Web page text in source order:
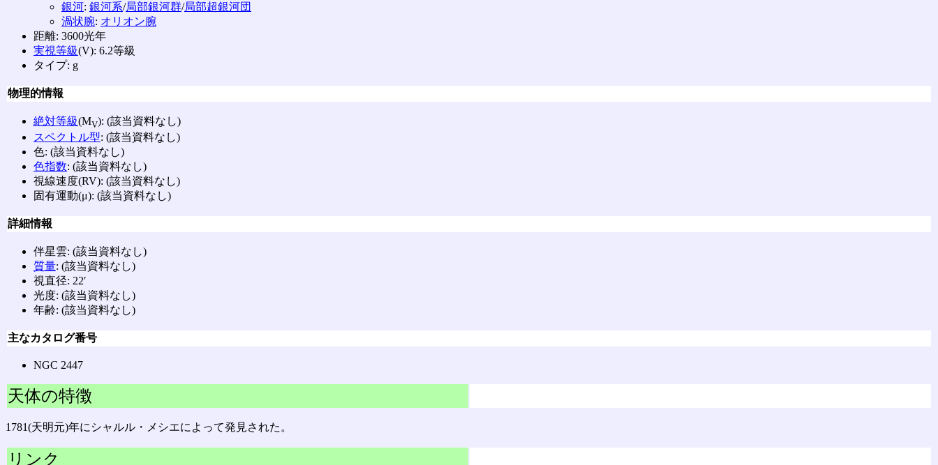
銀河: 銀河系/局部銀河群/局部超銀河団
渦状腕: オリオン腕
距離: 3600光年
実視等級(V): 6.2等級
タイプ: g
物理的情報
絶対等級(MV): (該当資料なし)
スペクトル型: (該当資料なし)
色: (該当資料なし)
色指数: (該当資料なし)
視線速度(RV): (該当資料なし)
固有運動(μ): (該当資料なし)
詳細情報
伴星雲: (該当資料なし)
質量: (該当資料なし)
視直径: 22′
光度: (該当資料なし)
年齢: (該当資料なし)
主なカタログ番号
NGC 2447
天体の特徴
1781(天明元)年にシャルル・メシエによって発見された。
リンク